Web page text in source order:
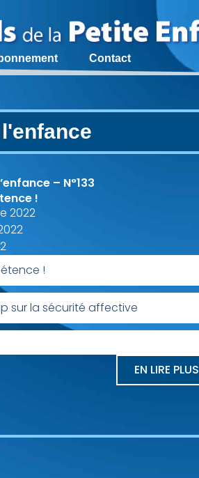
Contact
– N°133
!
2022
!
sur la sécurité affective
EN LIRE PLUS